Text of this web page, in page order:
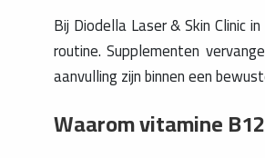
Bij Diodella Laser & Skin Clinic
routine. Supplementen
aanvulling zijn binnen een
Waarom vitamine